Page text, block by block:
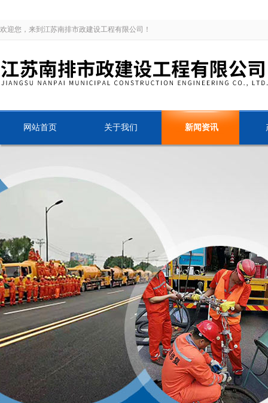
欢迎您，来到江苏南排市政建设工程有限公司！
网站首页 关于我们 新闻资讯